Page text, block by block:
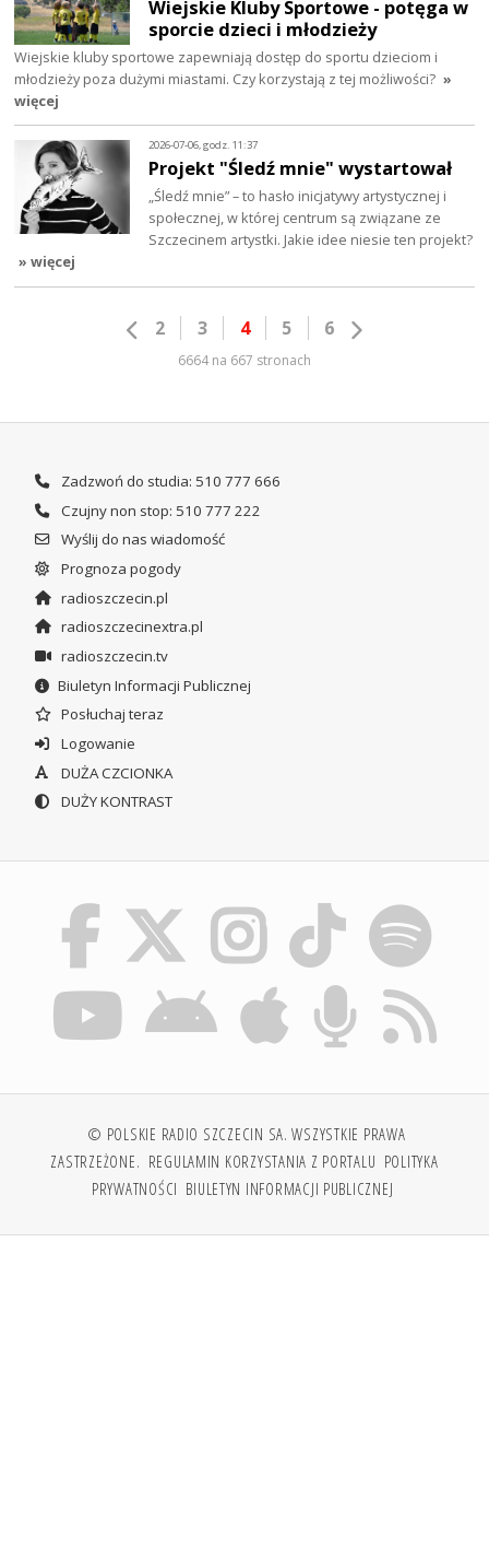
Wiejskie Kluby Sportowe - potęga w
sporcie dzieci i młodzieży
Wiejskie kluby sportowe zapewniają dostęp do sportu dzieciom i
młodzieży poza dużymi miastami. Czy korzystają z tej możliwości? »
więcej
2026-07-06, godz. 11:37
Projekt "Śledź mnie" wystartował
„Śledź mnie” – to hasło inicjatywy artystycznej i
społecznej, w której centrum są związane ze
Szczecinem artystki. Jakie idee niesie ten projekt?
» więcej
2 3 4 5 6
6664 na 667 stronach
Zadzwoń do studia: 510 777 666
Czujny non stop: 510 777 222
Wyślij do nas wiadomość
Prognoza pogody
radioszczecin.pl
radioszczecinextra.pl
radioszczecin.tv
Biuletyn Informacji Publicznej
Posłuchaj teraz
Logowanie
DUŻA CZCIONKA
DUŻY KONTRAST
© POLSKIE RADIO SZCZECIN SA. WSZYSTKIE PRAWA
ZASTRZEŻONE. REGULAMIN KORZYSTANIA Z PORTALU POLITYKA
PRYWATNOŚCI BIULETYN INFORMACJI PUBLICZNEJ